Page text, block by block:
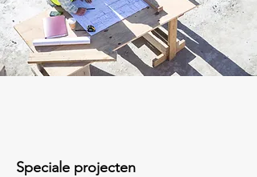
Speciale projecten